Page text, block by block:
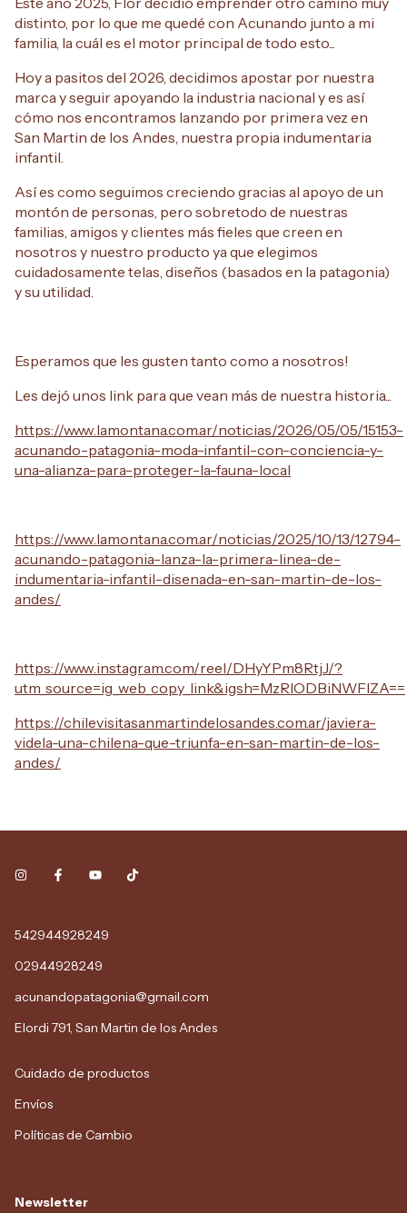
distinto, por lo que me quedé con Acunando junto a mi
familia, la cuál es el motor principal de todo esto...
Hoy a pasitos del 2026, decidimos apostar por nuestra
marca y seguir apoyando la industria nacional y es así
cómo nos encontramos lanzando por primera vez en
San Martin de los Andes, nuestra propia indumentaria
infantil.
Así es como seguimos creciendo gracias al apoyo de un
montón de personas, pero sobretodo de nuestras
familias, amigos y clientes más fieles que creen en
nosotros y nuestro producto ya que elegimos
cuidadosamente telas, diseños (basados en la patagonia)
y su utilidad.
Esperamos que les gusten tanto como a nosotros!
Les dejó unos link para que vean más de nuestra historia...
https://www.lamontana.com.ar/noticias/2026/05/05/15153-
acunando-patagonia-moda-infantil-con-conciencia-y-
una-alianza-para-proteger-la-fauna-local
https://www.lamontana.com.ar/noticias/2025/10/13/12794-
acunando-patagonia-lanza-la-primera-linea-de-
indumentaria-infantil-disenada-en-san-martin-de-los-
andes/
https://www.instagram.com/reel/DHyYPm8RtjJ/?
utm_source=ig_web_copy_link&igsh=MzRlODBiNWFlZA==
https://chilevisitasanmartindelosandes.com.ar/javiera-
videla-una-chilena-que-triunfa-en-san-martin-de-los-
andes/
542944928249
02944928249
acunandopatagonia@gmail.com
Elordi 791, San Martin de los Andes
Cuidado de productos
Envíos
Políticas de Cambio
Newsletter